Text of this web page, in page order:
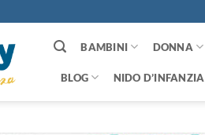
BAMBINI DONNA
BLOG NIDO D’INFANZIA